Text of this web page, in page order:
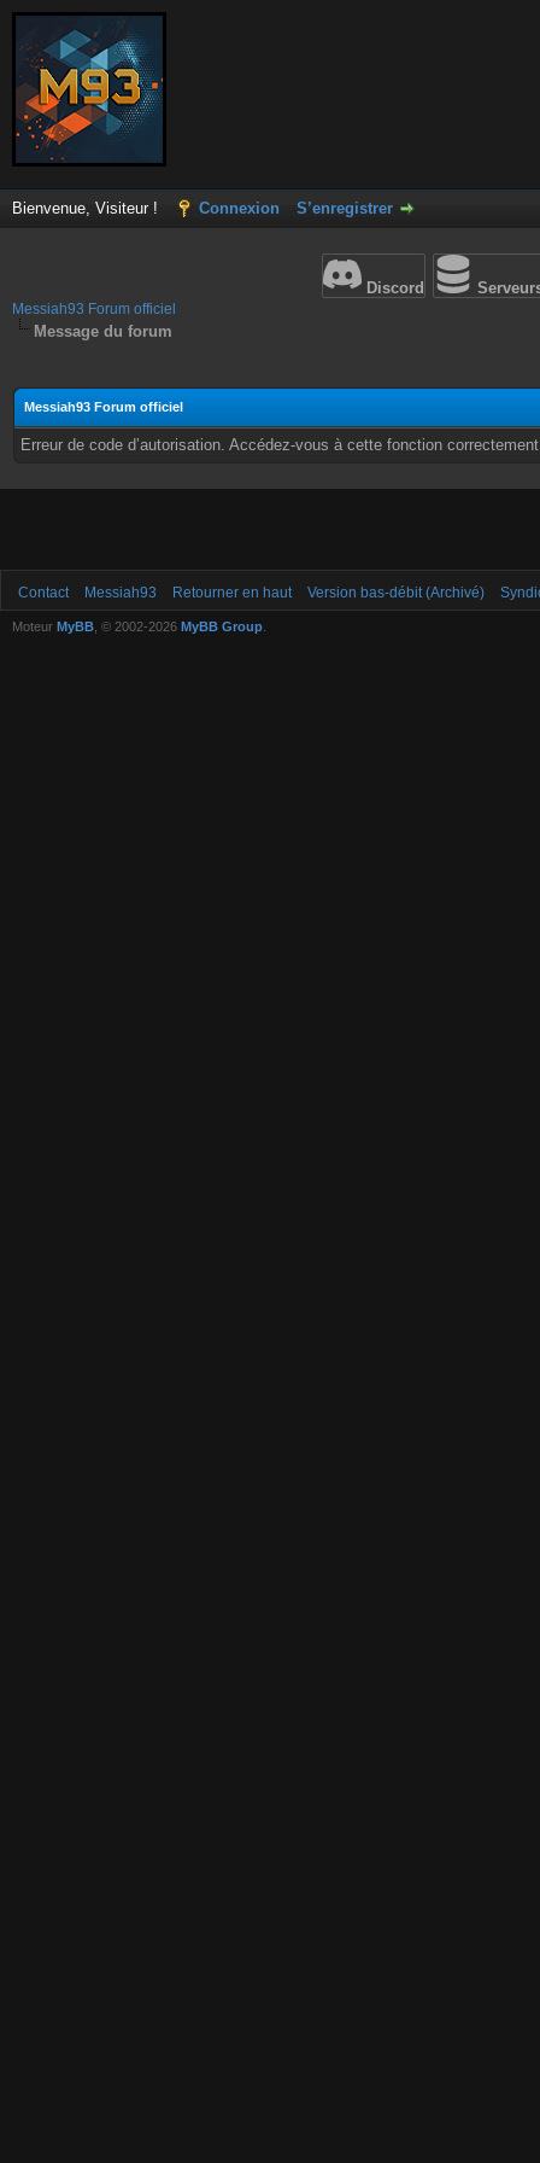
Bienvenue, Visiteur ! Connexion S’enregistrer
Discord
Messiah93 Forum officiel
Message du forum
Messiah93 Forum officiel
Erreur de code d’autorisation. Accédez-vous à cette fonction
Contact Messiah93 Retourner en haut Version bas-débit (Archivé)
Moteur MyBB , © 2002-2026 MyBB Group